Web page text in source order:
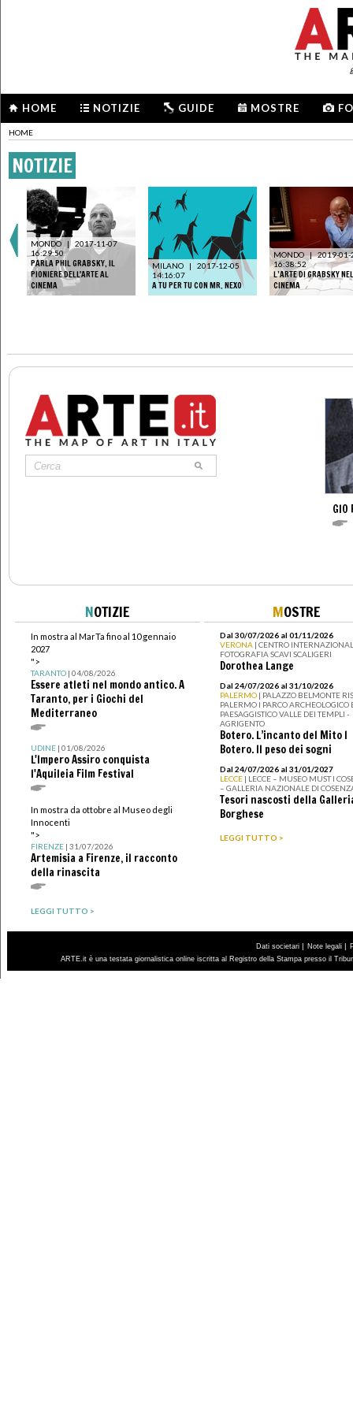
HOME NOTIZIE GUIDE MOSTRE
HOME
NOTIZIE
MONDO | 2017-11-07
16:29:50
PARLA PHIL GRABSKY, IL
PIONIERE DELL'ARTE AL
CINEMA
MILANO |
2017-12-05
14:16:07
A TU PER TU CON MR. NEXO
MONDO | 2019-01-
16:38:52
L’ARTE DI GRABSKY
CINEMA
GIO
NOTIZIE
In mostra al MarTa fino al 10 gennaio
2027
">
TARANTO| 04/08/2026
Essere atleti nel mondo antico. A
Taranto, per i Giochi del
Mediterraneo
UDINE| 01/08/2026
L'Impero Assiro conquista
l'Aquileia Film Festival
In mostra da ottobre al Museo degli
Innocenti
">
FIRENZE| 31/07/2026
Artemisia a Firenze, il racconto
della rinascita
LEGGI TUTTO >
MOSTRE
Dal 30/07/2026 al 01/11/2026
VERONA | CENTRO
FOTOGRAFIA SCAVI SCALIGERI
Dorothea Lange
Dal 24/07/2026 al 31/10/2026
PALERMO | PALAZZO BELMONTE
PALERMO I PARCO ARCHEOLOGICO
PAESAGGISTICO VALLE DEI TEMPLI -
AGRIGENTO
Botero. L’incanto del Mito I
Botero. Il peso dei sogni
Dal 24/07/2026 al 31/01/2027
LECCE | LECCE – MUSEO MUST I
– GALLERIA NAZIONALE DI
Tesori nascosti della
Borghese
LEGGI TUTTO >
Dati societari | Note legali |
ARTE.it è una testata giornalistica online iscritta al Registro della Stampa presso il